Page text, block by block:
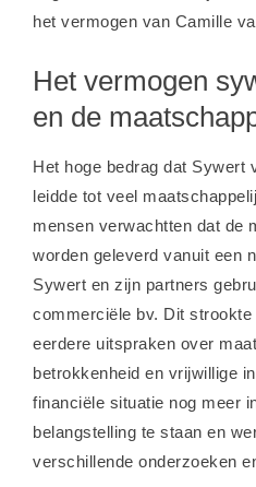
het vermogen van Camille
Het vermogen
en de
Het hoge bedrag dat Sywert
leidde tot veel
mensen verwachtten dat de
worden geleverd vanuit een
Sywert en zijn partners
commerciële bv. Dit
eerdere uitspraken over
betrokkenheid en vrijwillige
financiële situatie nog meer
belangstelling te staan en
verschillende onderzoeken